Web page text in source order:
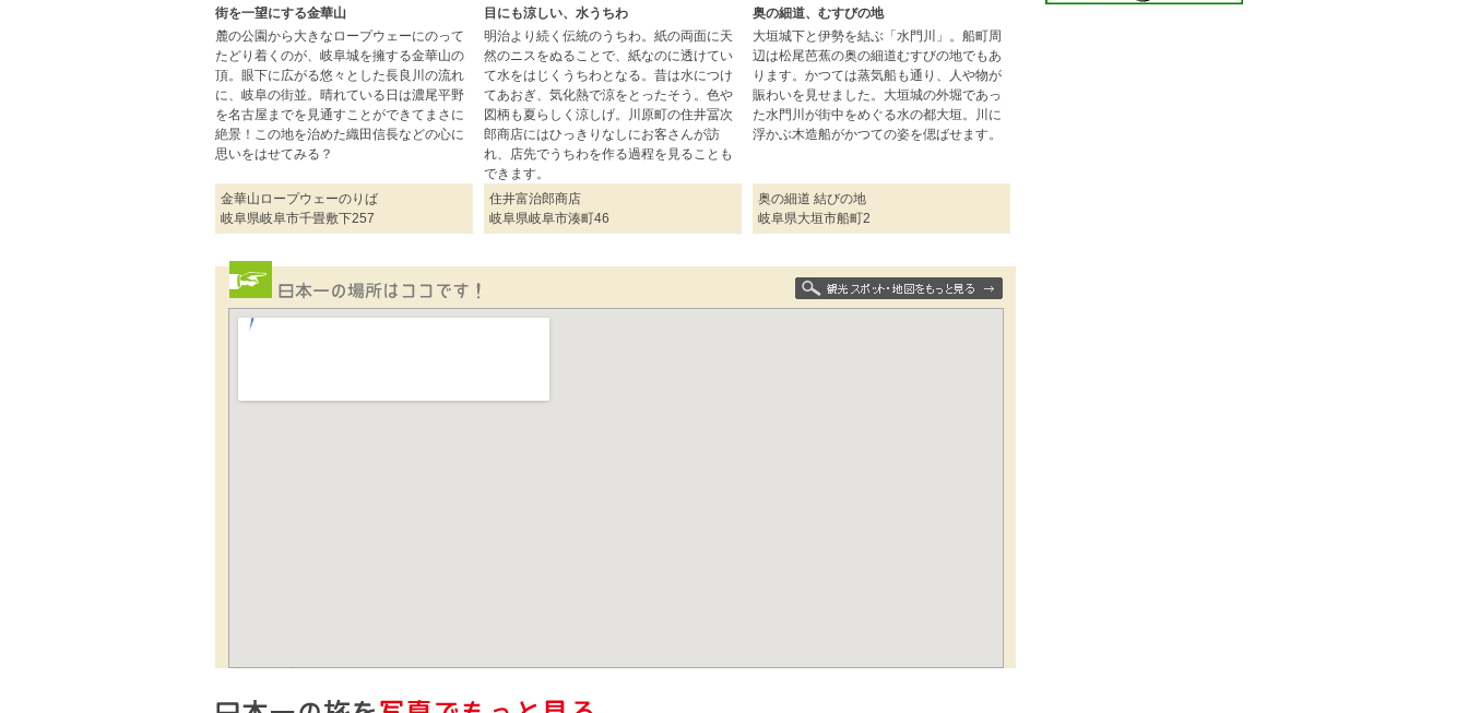
街を一望にする金華山
麓の公園から大きなロープウェーにのって
たどり着くのが、岐阜城を擁する金華山の
頂。眼下に広がる悠々とした長良川の流れ
に、岐阜の街並。晴れている日は濃尾平野
を名古屋までを見通すことができてまさに
絶景！この地を治めた織田信長などの心に
思いをはせてみる？
金華山ロープウェーのりば
岐阜県岐阜市千畳敷下257
目にも涼しい、水うちわ
明治より続く伝統のうちわ。紙の両面に天
然のニスをぬることで、紙なのに透けてい
て水をはじくうちわとなる。昔は水につけ
てあおぎ、気化熱で涼をとったそう。色や
図柄も夏らしく涼しげ。川原町の住井冨次
郎商店にはひっきりなしにお客さんが訪
れ、店先でうちわを作る過程を見ることも
できます。
住井富治郎商店
岐阜県岐阜市湊町46
奥の細道、むすびの地
大垣城下と伊勢を結ぶ「水門川」。船町周
辺は松尾芭蕉の奥の細道むすびの地でもあ
ります。かつては蒸気船も通り、人や物が
賑わいを見せました。大垣城の外堀であっ
た水門川が街中をめぐる水の都大垣。川に
浮かぶ木造船がかつての姿を偲ばせます。
奥の細道 結びの地
岐阜県大垣市船町2